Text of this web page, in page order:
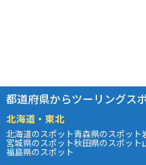
都道府県からツーリングス
北海道・東北
北海道のスポット青森県のスポット
宮城県のスポット秋田県のスポット
福島県のスポット